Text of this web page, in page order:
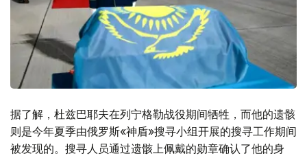
据了解，杜兹巴耶夫在列宁格勒战役期间牺牲，而他的遗骸
则是今年夏季由俄罗斯«神盾»搜寻小组开展的搜寻工作期间
被发现的。搜寻人员通过遗骸上佩戴的勋章确认了他的身